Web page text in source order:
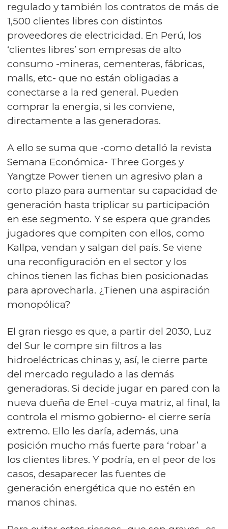
regulado y también los contratos de más de
1,500 clientes libres con distintos
proveedores de electricidad. En Perú, los
‘clientes libres’ son empresas de alto
consumo -mineras, cementeras, fábricas,
malls, etc- que no están obligadas a
conectarse a la red general. Pueden
comprar la energía, si les conviene,
directamente a las generadoras.
A ello se suma que -como detalló la revista
Semana Económica- Three Gorges y
Yangtze Power tienen un agresivo plan a
corto plazo para aumentar su capacidad de
generación hasta triplicar su participación
en ese segmento. Y se espera que grandes
jugadores que compiten con ellos, como
Kallpa, vendan y salgan del país. Se viene
una reconfiguración en el sector y los
chinos tienen las fichas bien posicionadas
para aprovecharla. ¿Tienen una aspiración
monopólica?
El gran riesgo es que, a partir del 2030, Luz
del Sur le compre sin filtros a las
hidroeléctricas chinas y, así, le cierre parte
del mercado regulado a las demás
generadoras. Si decide jugar en pared con la
nueva dueña de Enel -cuya matriz, al final, la
controla el mismo gobierno- el cierre sería
extremo. Ello les daría, además, una
posición mucho más fuerte para ‘robar’ a
los clientes libres. Y podría, en el peor de los
casos, desaparecer las fuentes de
generación energética que no estén en
manos chinas.